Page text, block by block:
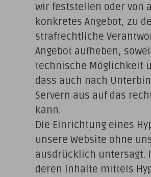
wir feststellen oder von
konkretes Angebot, zu
strafrechtliche
Angebot aufheben,
technische Möglichkeit
dass auch nach
Servern aus auf das
kann.
Die Einrichtung eines
unsere Website ohne
ausdrücklich untersagt.
deren Inhalte mittels